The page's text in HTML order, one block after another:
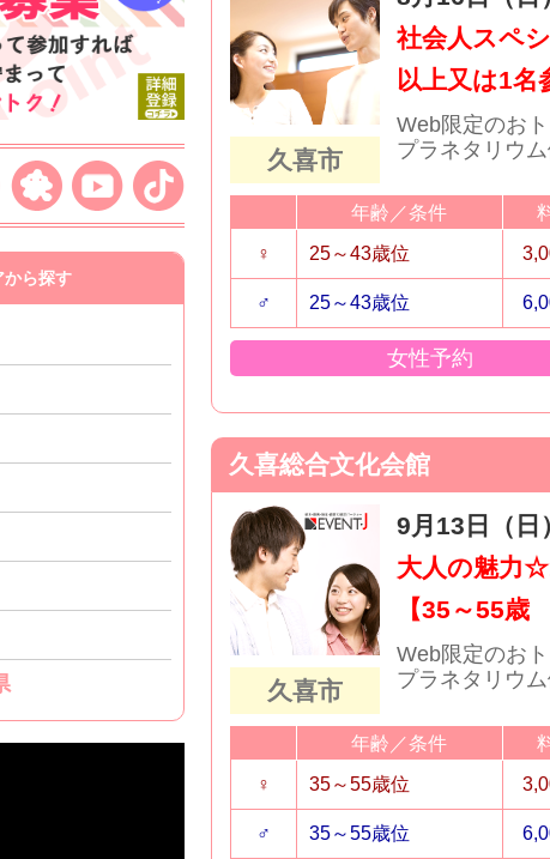
から探す
久喜市
社会人スペ
以上又は1名
Web限定のお
プラネタリウ
年齢／条件
♀
25～43歳位
♂ 25～43歳位
女性予約
久喜総合文化会館
久喜市
9月13日（日
大人の魅力
【35～55歳
Web限定のおト
プラネタリウ
年齢／条件
♀
35～55歳位
♂ 35～55歳位